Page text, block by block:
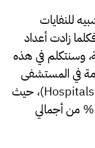
للنفايات
زادت أعداد
وسنتكلم في هذه
في المستشفى
وهي نفايات الأطعمة (Hospitals Food Waste)، حيث
أن نسبة هذه النفايات تقريبياً هي 10% من أجمالي